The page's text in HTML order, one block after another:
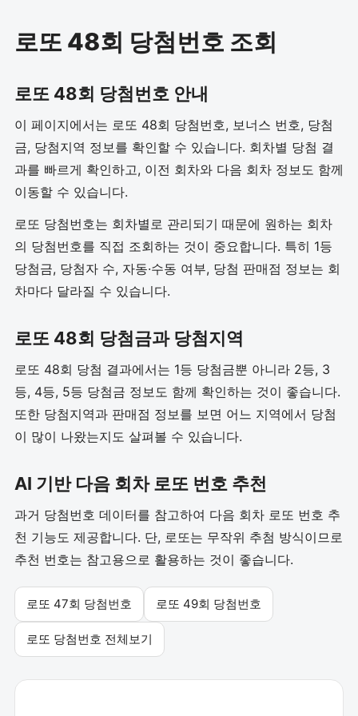
로또 48회 당첨번호 조회
로또 48회 당첨번호 안내
이 페이지에서는 로또 48회 당첨번호, 보너스 번호, 당첨
금, 당첨지역 정보를 확인할 수 있습니다. 회차별 당첨 결
과를 빠르게 확인하고, 이전 회차와 다음 회차 정보도 함께
이동할 수 있습니다.
로또 당첨번호는 회차별로 관리되기 때문에 원하는 회차
의 당첨번호를 직접 조회하는 것이 중요합니다. 특히 1등
당첨금, 당첨자 수, 자동·수동 여부, 당첨 판매점 정보는 회
차마다 달라질 수 있습니다.
로또 48회 당첨금과 당첨지역
로또 48회 당첨 결과에서는 1등 당첨금뿐 아니라 2등, 3
등, 4등, 5등 당첨금 정보도 함께 확인하는 것이 좋습니다.
또한 당첨지역과 판매점 정보를 보면 어느 지역에서 당첨
이 많이 나왔는지도 살펴볼 수 있습니다.
AI 기반 다음 회차 로또 번호 추천
과거 당첨번호 데이터를 참고하여 다음 회차 로또 번호 추
천 기능도 제공합니다. 단, 로또는 무작위 추첨 방식이므로
추천 번호는 참고용으로 활용하는 것이 좋습니다.
로또 47회 당첨번호 로또 49회 당첨번호
로또 당첨번호 전체보기